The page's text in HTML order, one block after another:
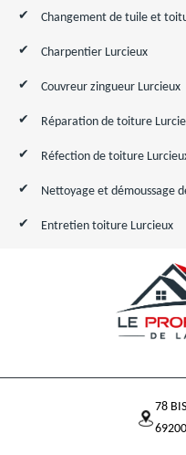
Changement de tuile et
Charpentier Lurcieux
Couvreur zingueur Lurcieux
Réparation de toiture
Réfection de toiture
Nettoyage et démoussage
Entretien toiture Lurcieux
78